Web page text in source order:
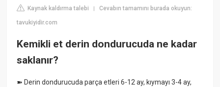
Kaynak kaldırma talebi |Cevabın tamamını burada okuyun:
tavukiyidir.com
Kemikli et derin dondurucuda ne kadar
saklanır?
➽ Derin dondurucuda parça etleri 6-12 ay, kıymayı 3-4 ay,